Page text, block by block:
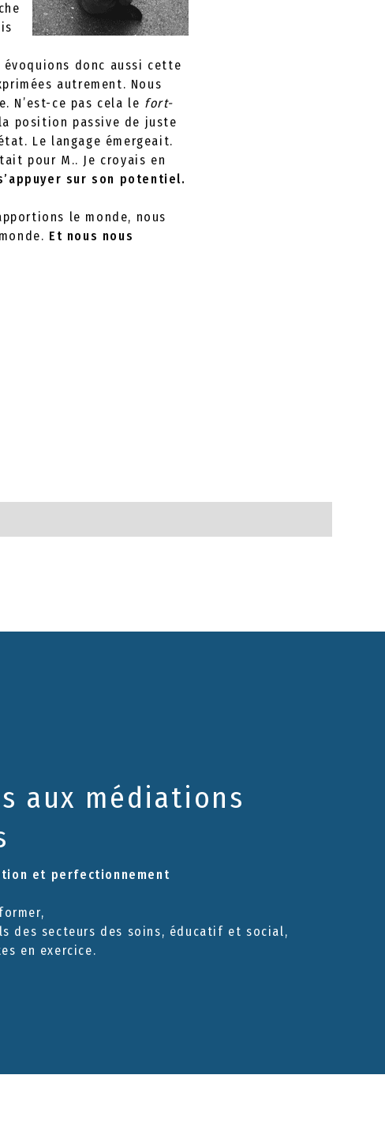
évoquions donc aussi cette
autrement. Nous
N’est-ce pas cela le fort-
position passive de juste
Le langage émergeait.
pour M.. Je croyais en
sur son potentiel.
le monde, nous
Et nous nous
aux médiations
et perfectionnement
des secteurs des soins, éducatif et social,
en exercice.